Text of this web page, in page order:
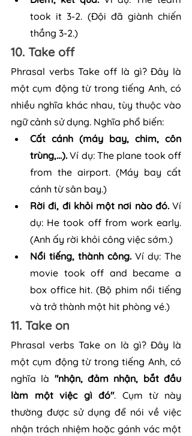
took it 3-2. (Đội đã giành chiến
thắng 3-2.)
10. Take off
Phrasal verbs Take off là gì? Đây là
một cụm động từ trong tiếng Anh, có
nhiều nghĩa khác nhau, tùy thuộc vào
ngữ cảnh sử dụng. Nghĩa phổ biến:
Cất cánh (máy bay, chim, côn
trùng,...). Ví dụ: The plane took off
from the airport. (Máy bay cất
cánh từ sân bay.)
Rời đi, đi khỏi một nơi nào đó. Ví
dụ: He took off from work early.
(Anh ấy rời khỏi công việc sớm.)
Nổi tiếng, thành công. Ví dụ: The
movie took off and became a
box office hit. (Bộ phim nổi tiếng
và trở thành một hit phòng vé.)
11. Take on
Phrasal verbs Take on là gì? Đây là
một cụm động từ trong tiếng Anh, có
nghĩa là "nhận, đảm nhận, bắt đầu
làm một việc gì đó". Cụm từ này
thường được sử dụng để nói về việc
nhận trách nhiệm hoặc gánh vác một